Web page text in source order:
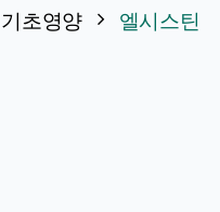
기초영양 엘시스틴